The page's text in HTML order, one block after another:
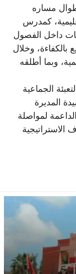
مساره
كمدرس
داخل الفصول
بالكفاءة، وخلال
وبما أطلقه
الجماعية
المديرة
لمواصلة
الاستراتيجية